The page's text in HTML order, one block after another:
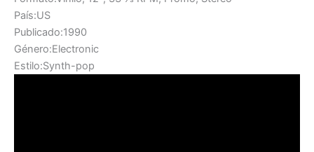
País:US
Publicado:1990
Género:Electronic
Estilo:Synth-pop